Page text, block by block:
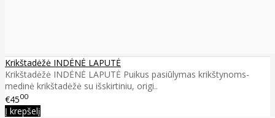
Krikštadėžė INDĖNĖ LAPUTĖ
Krikštadėžė INDĖNĖ LAPUTĖ Puikus pasiūlymas krikštynoms-
medinė krikštadėžė su išskirtiniu, origi..
€4500
Į krepšelį